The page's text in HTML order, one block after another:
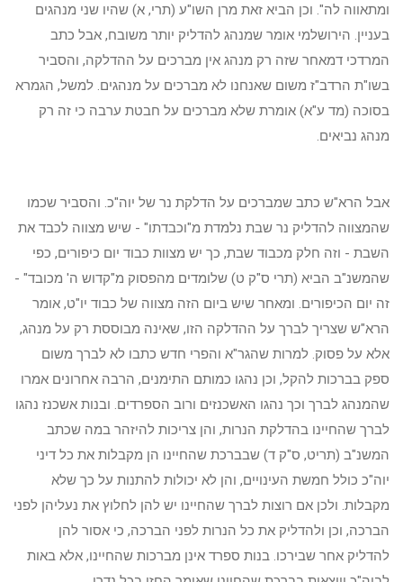
ומתאווה לה". וכן הביא זאת מרן השו"ע (תרי, א) שהיו שני מנהגים
בעניין. הירושלמי אומר שמנהג להדליק יותר משובח, אבל כתב
המרדכי דמאחר שזה רק מנהג אין מברכים על ההדלקה, והסביר
בשו"ת הרדב"ז משום שאנחנו לא מברכים על מנהגים. למשל, הגמרא
בסוכה (מד ע"א) אומרת שלא מברכים על חבטת ערבה כי זה רק
מנהג נביאים.
אבל הרא"ש כתב שמברכים על הדלקת נר של יוה"כ. והסביר שכמו
שהמצווה להדליק נר שבת נלמדת מ"וכבדתו" - שיש מצווה לכבד את
השבת - וזה חלק מכבוד שבת, כך יש מצוות כבוד יום כיפורים, כפי
שהמשנ"ב הביא (תרי ס"ק ט) שלומדים מהפסוק מ"קדוש ה' מכובד" -
זה יום הכיפורים. ומאחר שיש ביום הזה מצווה של כבוד יו"ט, אומר
הרא"ש שצריך לברך על ההדלקה הזו, שאינה מבוססת רק על מנהג,
אלא על פסוק. למרות שהגר"א והפרי חדש כתבו לא לברך משום
ספק בברכות להקל, וכן נהגו כמותם התימנים, הרבה אחרונים אמרו
שהמנהג לברך וכך נהגו האשכנזים ורוב הספרדים. ובנות אשכנז נהגו
לברך שהחיינו בהדלקת הנרות, והן צריכות להיזהר במה שכתב
המשנ"ב (תריט, ס"ק ד) שבברכת שהחיינו הן מקבלות את כל דיני
יוה"כ כולל חמשת העינויים, והן לא יכולות להתנות על כך שלא
מקבלות. ולכן אם רוצות לברך שהחיינו יש להן לחלוץ את נעליהן לפני
הברכה, וכן ולהדליק את כל הנרות לפני הברכה, כי אסור להן
להדליק אחר שבירכו. בנות ספרד אינן מברכות שהחיינו, אלא באות